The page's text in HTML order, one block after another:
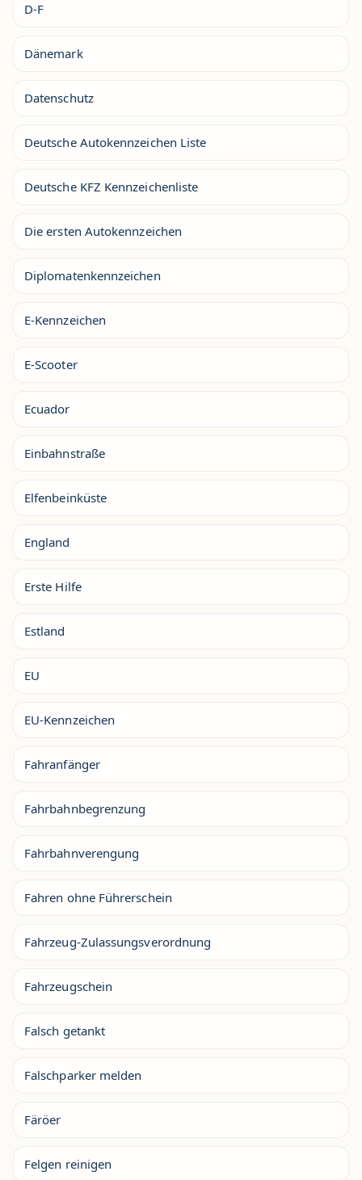
D-F
Dänemark
Datenschutz
Deutsche Autokennzeichen Liste
Deutsche KFZ Kennzeichenliste
Die ersten Autokennzeichen
Diplomatenkennzeichen
E-Kennzeichen
E-Scooter
Ecuador
Einbahnstraße
Elfenbeinküste
England
Erste Hilfe
Estland
EU
EU-Kennzeichen
Fahranfänger
Fahrbahnbegrenzung
Fahrbahnverengung
Fahren ohne Führerschein
Fahrzeug-Zulassungsverordnung
Fahrzeugschein
Falsch getankt
Falschparker melden
Färöer
Felgen reinigen